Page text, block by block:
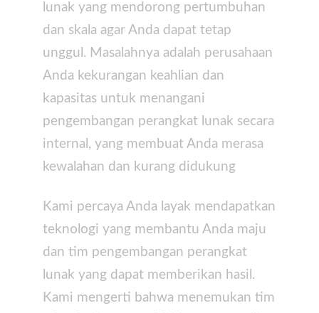
lunak yang mendorong pertumbuhan
dan skala agar Anda dapat tetap
unggul. Masalahnya adalah perusahaan
Anda kekurangan keahlian dan
kapasitas untuk menangani
pengembangan perangkat lunak secara
internal, yang membuat Anda merasa
kewalahan dan kurang didukung
Kami percaya Anda layak mendapatkan
teknologi yang membantu Anda maju
dan tim pengembangan perangkat
lunak yang dapat memberikan hasil.
Kami mengerti bahwa menemukan tim